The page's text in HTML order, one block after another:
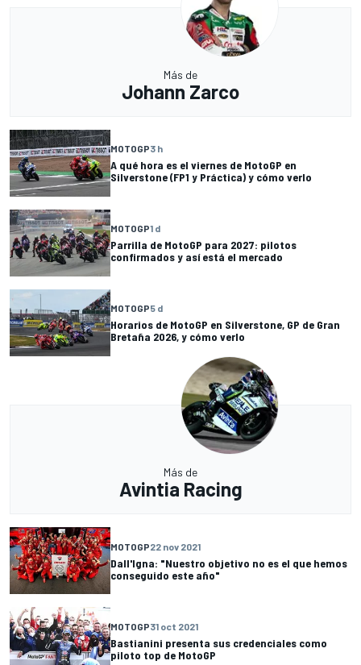
Más de
Johann Zarco
MOTOGP3 h
A qué hora es el viernes de MotoGP en
Silverstone (FP1 y Práctica) y cómo verlo
MOTOGP1 d
Parrilla de MotoGP para 2027: pilotos
confirmados y así está el mercado
MOTOGP5 d
Horarios de MotoGP en Silverstone, GP de Gran
Bretaña 2026, y cómo verlo
Más de
Avintia Racing
MOTOGP22 nov 2021
Dall'Igna: "Nuestro objetivo no es el que hemos
conseguido este año"
MOTOGP31 oct 2021
Bastianini presenta sus credenciales como
piloto top de MotoGP